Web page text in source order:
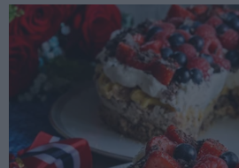
Hopp
hovedinnhold